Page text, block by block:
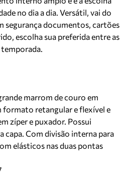
no dia a dia. Versátil, vai do
segurança documentos, cartões
escolha sua preferida entre as
marrom de couro em
formato retangular e flexível e
zíper e puxador. Possui
capa. Com divisão interna para
elásticos nas duas pontas